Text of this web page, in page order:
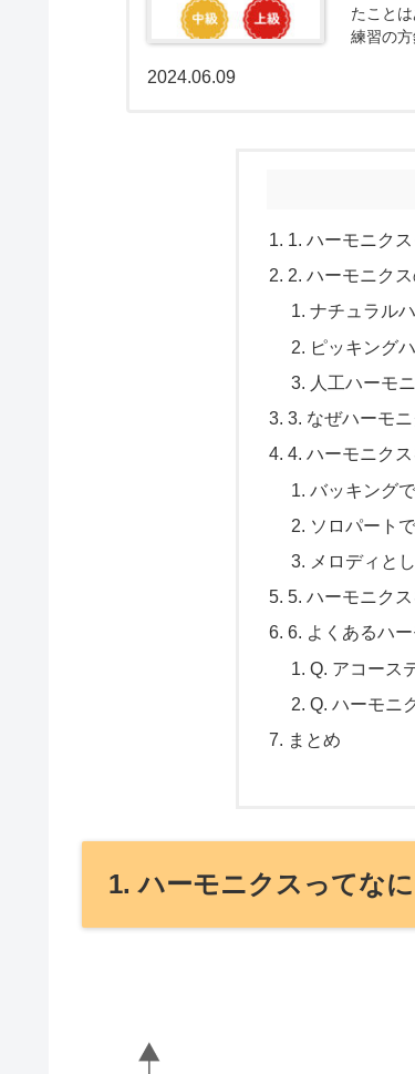
たこと
練習の
2024.06.09
1. ハーモニク
2. ハーモニク
ナチュラル
ピッキング
人工ハーモ
3. なぜハーモ
4. ハーモニク
バッキング
ソロパート
メロディと
5. ハーモニク
6. よくあるハ
Q. アコース
Q. ハーモニ
まとめ
1. ハーモニクスってなに